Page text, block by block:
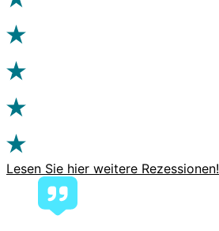
Lesen Sie hier weitere Rezessionen!